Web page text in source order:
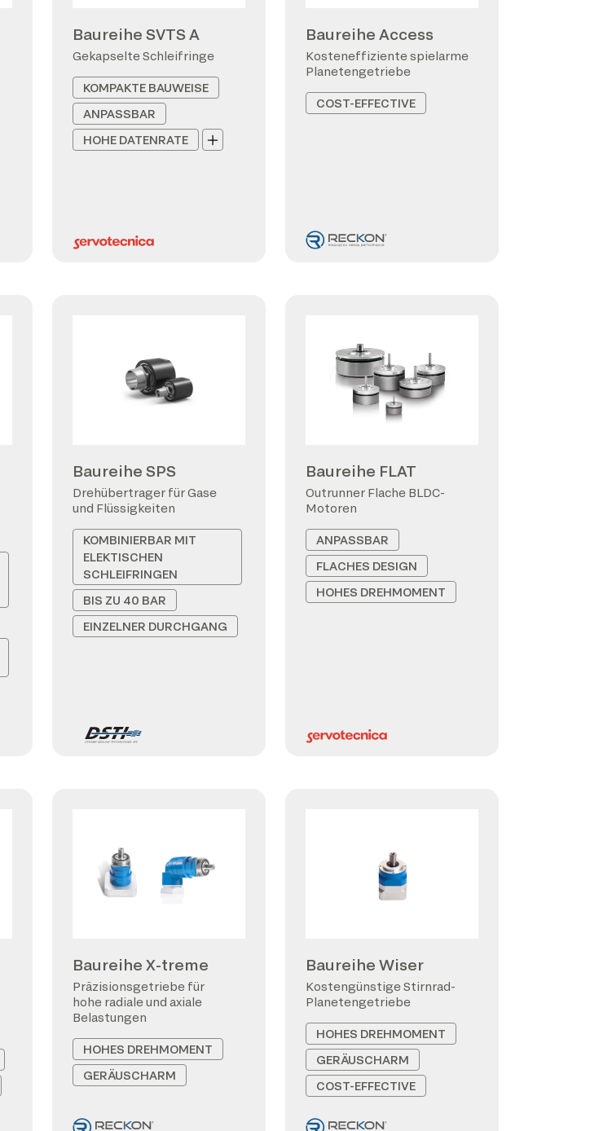
Baureihe SVTS A
Gekapselte Schleifringe
KOMPAKTE BAUWEISE
ANPASSBAR
HOHE DATENRATE
Baureihe Access
Kosteneffiziente spielarme
Planetengetriebe
COST-EFFECTIVE
Baureihe SPS
Drehübertrager für Gase
und Flüssigkeiten
KOMBINIERBAR MIT
ELEKTISCHEN
SCHLEIFRINGEN
BIS ZU 40 BAR
EINZELNER DURCHGANG
Baureihe FLAT
Outrunner Flache BLDC-
Motoren
ANPASSBAR
FLACHES DESIGN
HOHES DREHMOMENT
Baureihe X-treme
Präzisionsgetriebe für
hohe radiale und axiale
Belastungen
HOHES DREHMOMENT
GERÄUSCHARM
Baureihe Wiser
Kostengünstige Stirnrad-
Planetengetriebe
HOHES DREHMOMENT
GERÄUSCHARM
COST-EFFECTIVE